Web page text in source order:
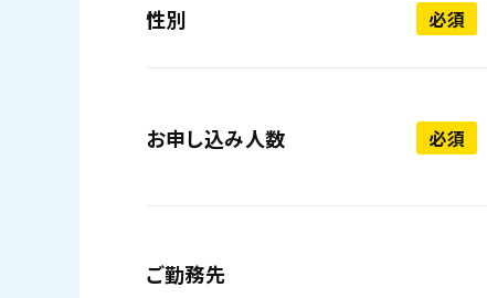
性別 必須
お申し込み人数 必須
ご勤務先